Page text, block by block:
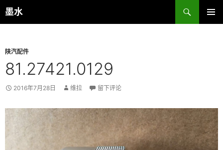
跳
至
墨水
搜
索
陕汽配件
81.27421.0129
2016年7月28日 维拉 留下评论